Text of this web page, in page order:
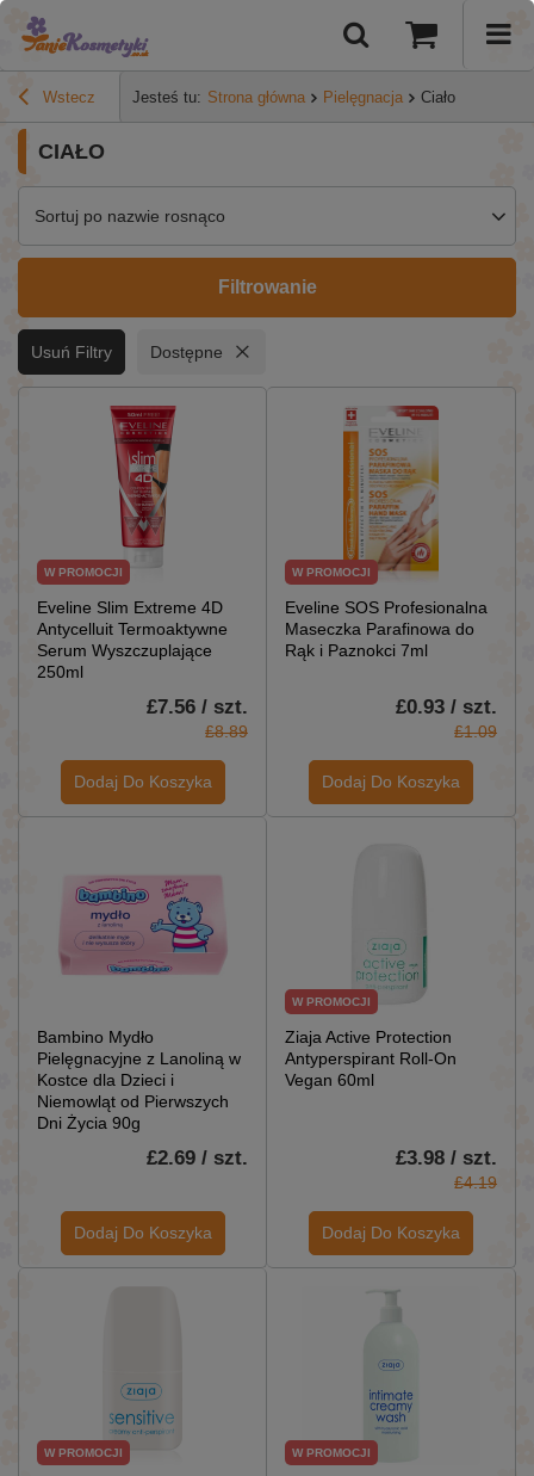
Wstecz Jesteś tu: Strona główna Pielęgnacja Ciało
CIAŁO
Sortuj po nazwie rosnąco
Filtrowanie
Usuń Filtry Dostępne
W PROMOCJI
Eveline Slim Extreme 4D
Antycelluit Termoaktywne
Serum Wyszczuplające
250ml
£7.56 / szt.
£8.89
Dodaj Do Koszyka
W PROMOCJI
Eveline SOS Profesionalna
Maseczka Parafinowa do
Rąk i Paznokci 7ml
£0.93 / szt.
£1.09
Dodaj Do Koszyka
Bambino Mydło
Pielęgnacyjne z Lanoliną w
Kostce dla Dzieci i
Niemowląt od Pierwszych
Dni Życia 90g
£2.69 / szt.
Dodaj Do Koszyka
W PROMOCJI
Ziaja Active Protection
Antyperspirant Roll-On
Vegan 60ml
£3.98 / szt.
£4.19
Dodaj Do Koszyka
W PROMOCJI W PROMOCJI